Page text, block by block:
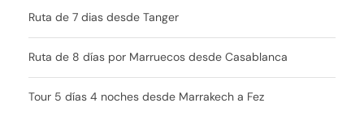
Ruta de 7 dias desde Tanger
Ruta de 8 días por Marruecos desde Casablanca
Tour 5 días 4 noches desde Marrakech a Fez